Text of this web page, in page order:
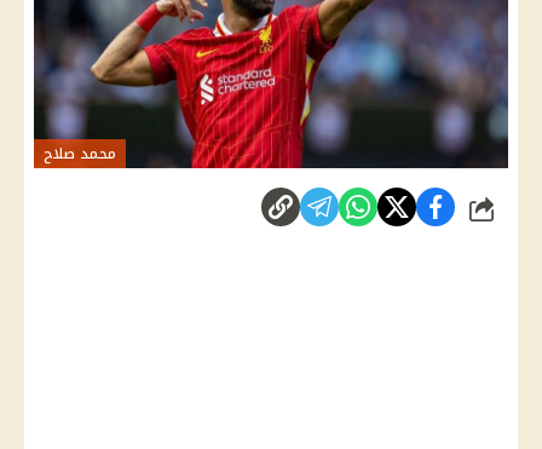
محمد صلاح
شارك